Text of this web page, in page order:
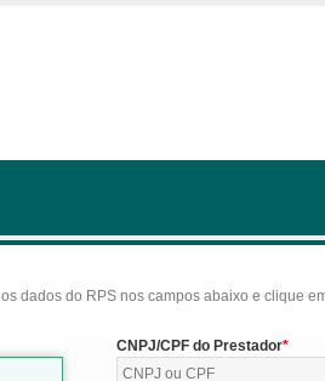
dados do RPS nos campos abaixo e clique
CNPJ/CPF do Prestador